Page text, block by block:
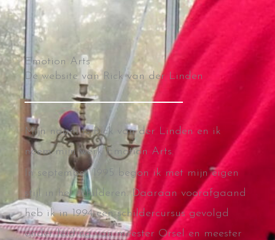
Emotion Arts
De website van Rick van der Linden
Mijn naam is Rick van der Linden en ik
noem mijn werk Emotion Arts.
In september 1995 begon ik met mijn eigen
stijl in het schilderen. Daaraan voorafgaand
heb ik in 1994 een schildercursus gevolgd
onder leiding van meester Orsel en meester